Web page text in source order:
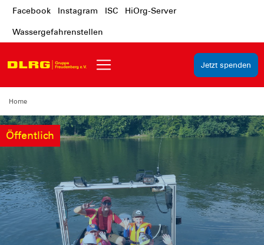
Facebook Instagram ISC HiOrg-Server
Wassergefahrenstellen
Jetzt spenden
Home
Öffentlich